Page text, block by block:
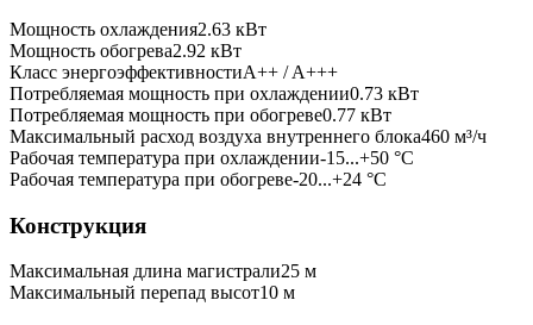
Мощность охлаждения2.63 кВт
Мощность обогрева2.92 кВт
Класс энергоэффективностиA++ / A+++
Потребляемая мощность при охлаждении0.73 кВт
Потребляемая мощность при обогреве0.77 кВт
Максимальный расход воздуха внутреннего блока460 м³/ч
Рабочая температура при охлаждении-15...+50 °C
Рабочая температура при обогреве-20...+24 °C
Конструкция
Максимальная длина магистрали25 м
Максимальный перепад высот10 м